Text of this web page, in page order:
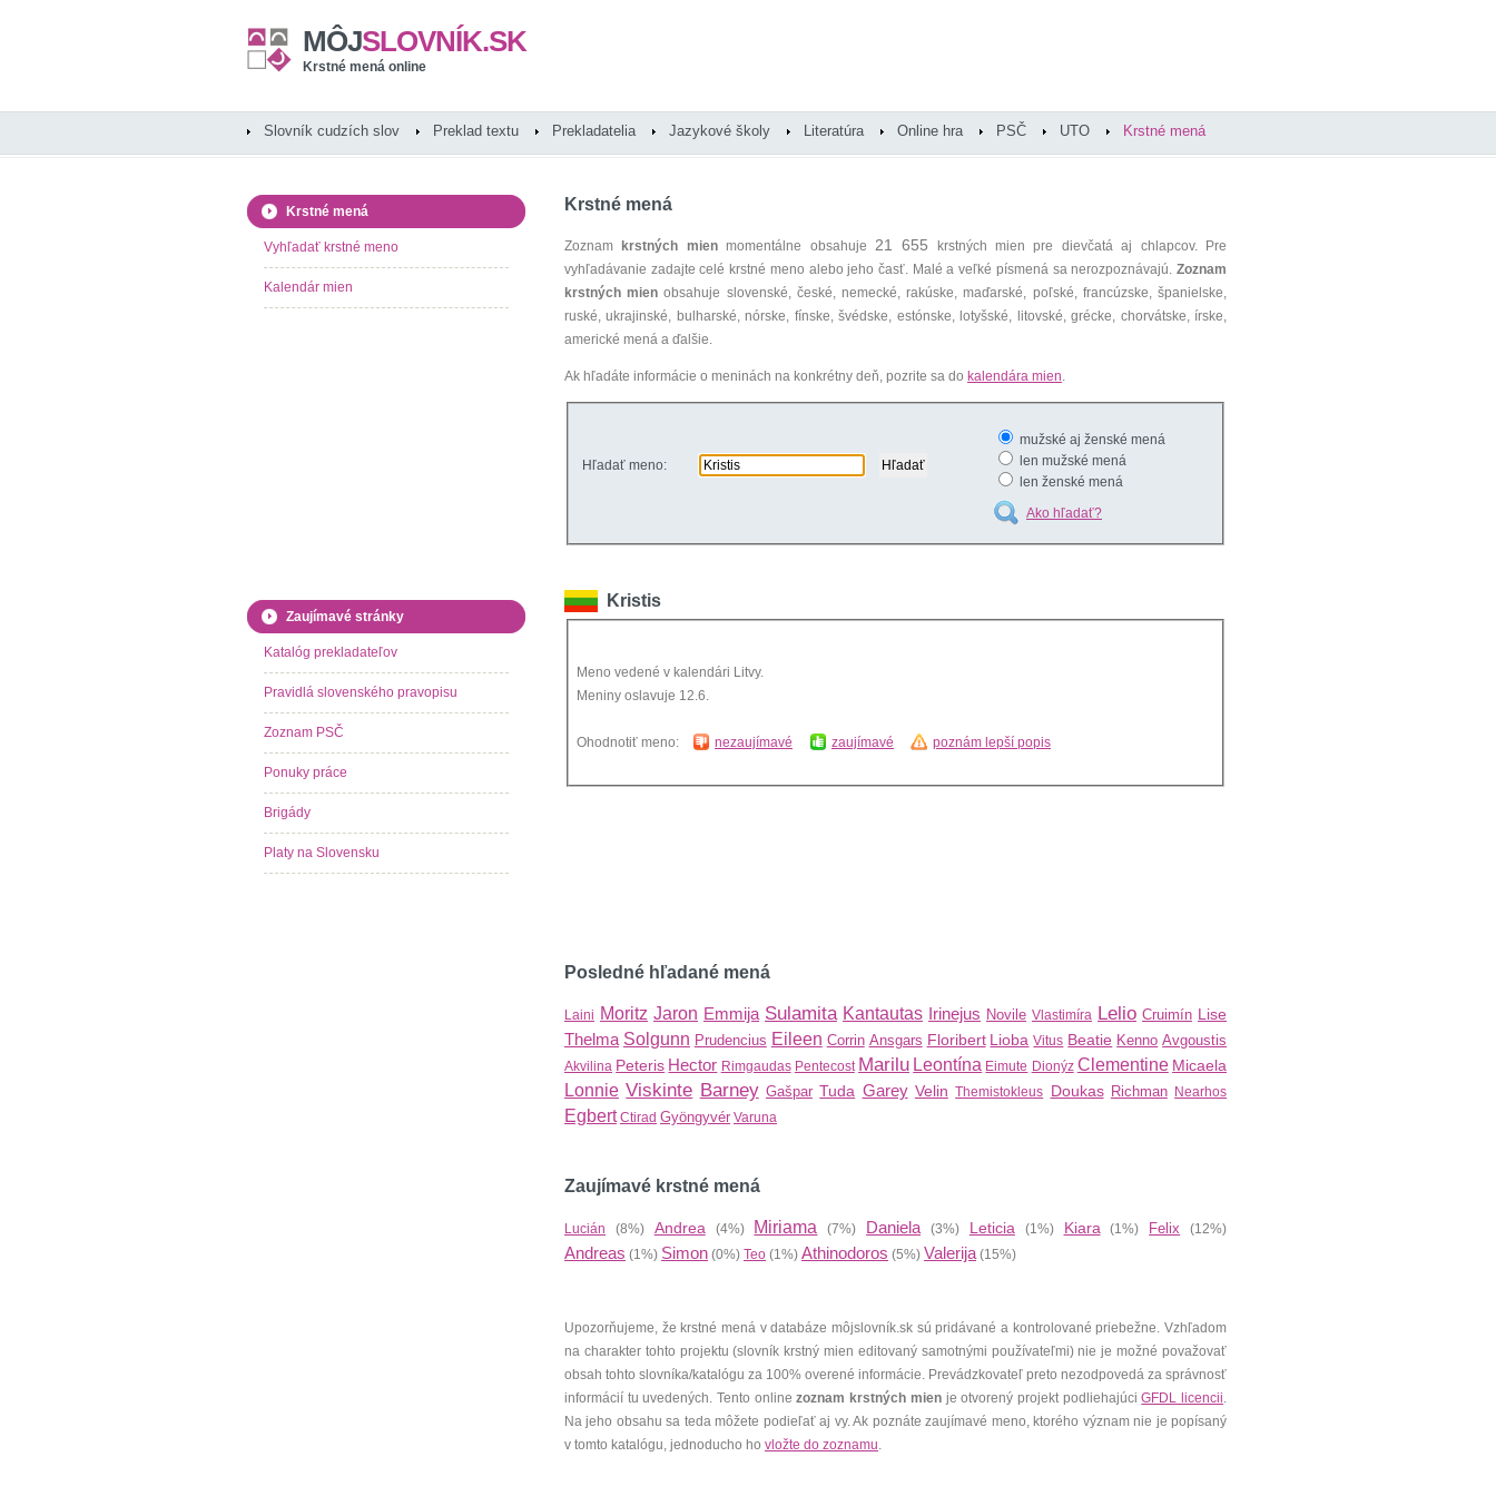
MÔJSLOVNÍK.SK
Krstné mená online
Slovník cudzích slov Preklad textu Prekladatelia Jazykové školy Literatúra Online hra PSČ UTO Krstné mená
Krstné mená
Zoznam krstných mienmomentálne obsahuje 21 655 krstných mien pre dievčatá aj chlapcov. Pre
vyhľadávanie zadajte celé krstné meno alebo jeho časť. Malé a veľké písmená sa nerozpoznávajú. Zoznam
krstných mien obsahuje slovenské, české, nemecké, rakúske, maďarské, poľské, francúzske, španielske,
ruské, ukrajinské, bulharské, nórske, fínske, švédske, estónske, lotyšské, litovské, grécke, chorvátske, írske,
americké mená a ďalšie.
Ak hľadáte informácie o meninách na konkrétny deň, pozrite sa do kalendára mien.
Hľadať meno:
mužské aj ženské mená
len mužské mená
len ženské mená
Ako hľadať?
Kristis
Meno vedené v kalendári Litvy.
Meniny oslavuje 12.6.
Ohodnotiť meno: nezaujímavé zaujímavé poznám lepší popis
Posledné hľadané mená
Laini Moritz Jaron Emmija Sulamita Kantautas Irinejus Novile Vlastimíra Lelio Cruimín Lise
Thelma Solgunn Prudencius Eileen Corrin Ansgars Floribert Lioba Vitus Beatie Kenno Avgoustis
Akvilina Peteris Hector Rimgaudas Pentecost Marilu Leontína Eimute Dionýz Clementine Micaela
Lonnie Viskinte Barney Gašpar Tuda Garey Velin Themistokleus Doukas Richman Nearhos
Egbert Ctirad Gyöngyvér Varuna
Zaujímavé krstné mená
Lucián (8%) Andrea(4%) Miriama (7%) Daniela(3%) Leticia(1%) Kiara(1%) Felix (12%)
Andreas (1%) Simon (0%) Teo (1%) Athinodoros (5%) Valerija(15%)
Upozorňujeme, že krstné mená v databáze môjslovník.sk sú pridávané a kontrolované priebežne. Vzhľadom
na charakter tohto projektu (slovník krstný mien editovaný samotnými používateľmi) nie je možné považovať
obsah tohto slovníka/katalógu za 100% overené informácie. Prevádzkovateľ preto nezodpovedá za správnosť
informácií tu uvedených. Tento onlinezoznam krstných mienje otvorený projekt podliehajúciGFDL licencii.
Na jeho obsahu sa teda môžete podieľať aj vy. Ak poznáte zaujímavé meno, ktorého význam nie je popísaný
v tomto katalógu, jednoducho ho vložte do zoznamu.
Krstné mená
Vyhľadať krstné meno
Kalendár mien
Zaujímavé stránky
Katalóg prekladateľov
Pravidlá slovenského pravopisu
Zoznam PSČ
Ponuky práce
Brigády
Platy na Slovensku